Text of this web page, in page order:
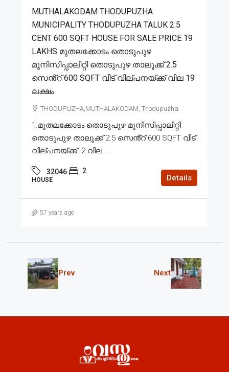
MUTHALAKODAM THODUPUZHA
MUNICIPALITY THODUPUZHA TALUK 2.5
CENT 600 SQFT HOUSE FOR SALE PRICE 19
LAKHS മുതലക്കോടം തൊടുപുഴ
മുനിസിപ്പാലിറ്റി തൊടുപുഴ താലൂക്ക് 2.5
സെൻ്റ് 600 SQFT വീട് വില്പനയ്ക്ക് വില 19
ലക്ഷം
THODUPUZHA,MUTHALAKODAM, Thodupuzha
1.മുതലക്കോടം തൊടുപുഴ മുനിസിപ്പാലിറ്റി
തൊടുപുഴ താലൂക്ക് 2.5 സെൻ്റ് 600 SQFT വീട്
വില്പനയ്ക്ക്. 2.വില...
32046 2
HOUSE Details
57 years ago
Prev Next